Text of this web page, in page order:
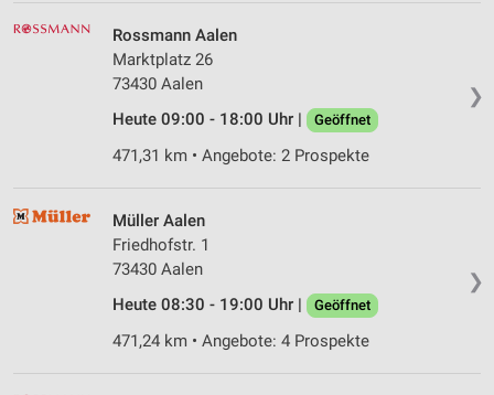
❯
Rossmann Aalen
Marktplatz 26
73430 Aalen
Heute 09:00 - 18:00 Uhr |
Geöffnet
471,31 km • Angebote: 2 Prospekte
❯
Müller Aalen
Friedhofstr. 1
73430 Aalen
Heute 08:30 - 19:00 Uhr |
Geöffnet
471,24 km • Angebote: 4 Prospekte